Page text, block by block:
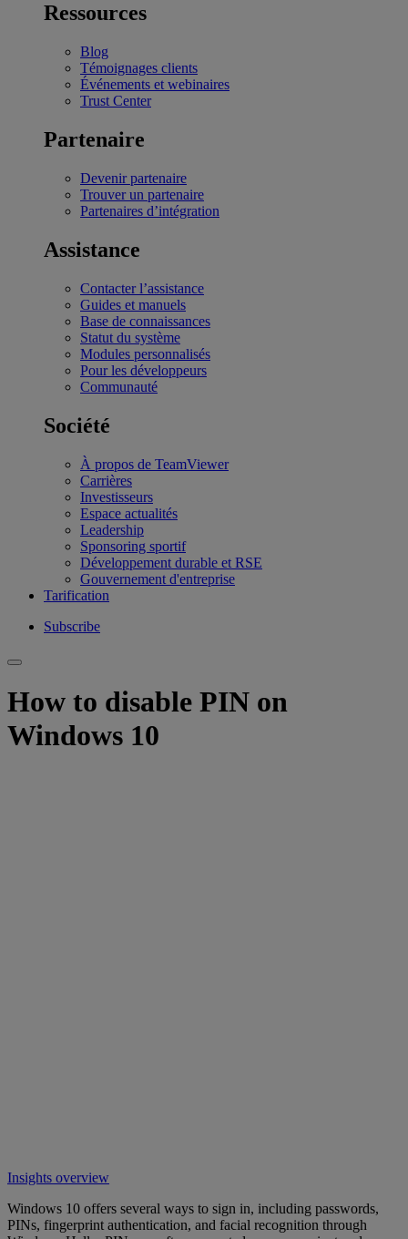
Ressources
Blog
Témoignages clients
Événements et webinaires
Trust Center
Partenaire
Devenir partenaire
Trouver un partenaire
Partenaires d’intégration
Assistance
Contacter l’assistance
Guides et manuels
Base de connaissances
Statut du système
Modules personnalisés
Pour les développeurs
Communauté
Société
À propos de TeamViewer
Carrières
Investisseurs
Espace actualités
Leadership
Sponsoring sportif
Développement durable et RSE
Gouvernement d'entreprise
Tarification
Subscribe
How to disable PIN on
Windows 10
Insights overview
Windows 10 offers several ways to sign in, including passwords,
PINs, fingerprint authentication, and facial recognition through